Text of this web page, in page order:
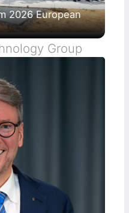
2026 European
Group